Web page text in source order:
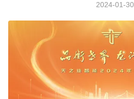
2024-01-30